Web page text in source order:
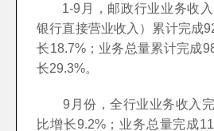
1-9月，邮政行业业务收入
银行直接营业收入）累计完成
长18.7%；业务总量累计完成
长29.3%。
9月份，全行业业务收入完
比增长9.2%；业务总量完成